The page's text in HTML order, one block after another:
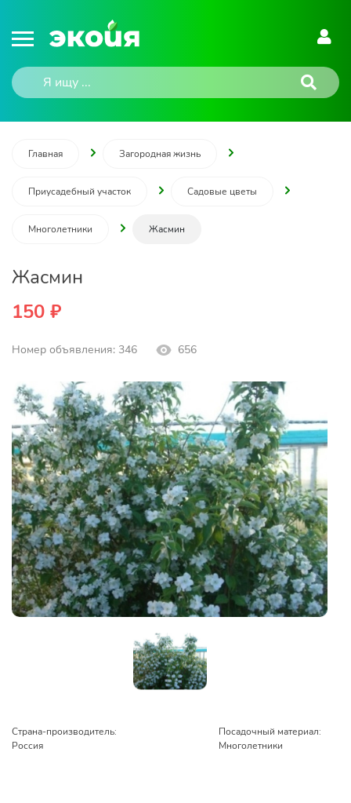
Главная Загородная жизнь
Приусадебный участок Садовые цветы
Многолетники Жасмин
Жасмин
150 ₽
Номер объявления: 346 656
Страна-производитель:
Россия
Посадочный материал:
Многолетники